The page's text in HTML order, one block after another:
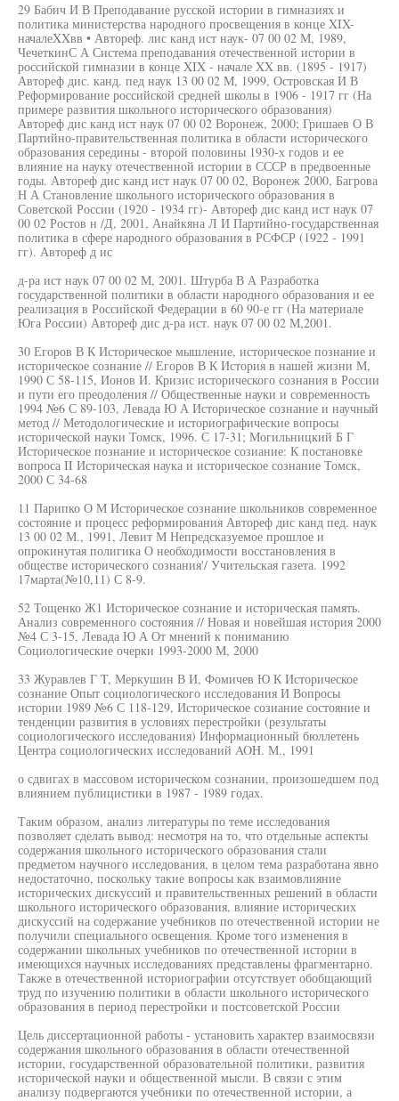
29 Бабич И В Преподавание русской истории в гимназиях и
политика министерства народного просвещения в конце XIX-
началеXXвв • Автореф. лис канд ист наук- 07 00 02 М, 1989,
ЧечеткинС А Система преподавания отечественной истории в
российской гимназии в конце XIX - начале XX вв. (1895 - 1917)
Автореф дис. канд. пед наук 13 00 02 М, 1999, Островская И В
Реформирование российской средней школы в 1906 - 1917 гг (На
примере развития школьного исторического образования)
Автореф дис канд ист наук 07 00 02 Воронеж, 2000; Гришаев О В
Партийно-правительственная политика в области исторического
образования середины - второй половины 1930-х годов и ее
влияние на науку отечественной истории в СССР в предвоенные
годы. Автореф дис канд ист наук 07 00 02, Воронеж 2000, Багрова
Н А Становление школьного исторического образования в
Советской России (1920 - 1934 гг)- Автореф дис канд ист наук 07
00 02 Ростов н /Д, 2001, Анайкяна Л И Партийно-государственная
политика в сфере народного образования в РСФСР (1922 - 1991
гг). Автореф д ис
д-ра ист наук 07 00 02 М, 2001. Штурба В А Разработка
государственной политики в области народного образования и ее
реализация в Российской Федерации в 60 90-е гг (На материале
Юга России) Автореф дис д-ра ист. наук 07 00 02 М,2001.
30 Егоров В К Историческое мышление, историческое познание и
историческое сознание // Егоров В К История в нашей жизни М,
1990 С 58-115, Ионов И. Кризис исторического сознания в России
и пути его преодоления // Общественные науки и современность
1994 №6 С 89-103, Левада Ю А Историческое сознание и научный
метод // Методологические и историографические вопросы
исторической науки Томск, 1996. С 17-31; Могильницкий Б Г
Историческое познание и историческое созиание: К постановке
вопроса II Историческая наука и историческое сознание Томск,
2000 С 34-68
11 Парипко О М Историческое сознание школьников современное
состояние и процесс реформирования Автореф дис канд пед. наук
13 00 02 М., 1991, Левит М Непредсказуемое прошлое и
опрокинутая полигика О необходимости восстановления в
обществе исторического сознания'/ Учительская газета. 1992
17марта(№10,11) С 8-9.
52 Тощенко Ж1 Историческое сознание и историческая память.
Анализ современного состояния // Новая и новейшая история 2000
№4 С 3-15, Левада Ю А От мнений к пониманию
Социологические очерки 1993-2000 М, 2000
33 Журавлев Г T, Меркушин В И, Фомичев Ю К Историческое
сознание Опыт социологического исследования И Вопросы
истории 1989 №6 С 118-129, Историческое созиание состояние и
тенденции развития в условиях перестройки (результаты
социологического исследования) Информационный бюллетень
Центра социологических исследований AOH. М., 1991
о сдвигах в массовом историческом сознании, произошедшем под
влиянием публицистики в 1987 - 1989 годах.
Таким образом, анализ литературы по теме исследования
позволяет сделать вывод: несмотря на то, что отдельные аспекты
содержания школьного исторического образования стали
предметом научного исследования, в целом тема разработана явно
недостаточно, поскольку такие вопросы как взаимовлияние
исторических дискуссий и правительственных решений в области
школьного исторического образования, влияние исторических
дискуссий на содержание учебников по отечественной истории не
получили специального освещения. Кроме того изменения в
содержании школьных учебников по отечественной истории в
имеющихся научных исследованиях представлены фрагментарно.
Также в отечественной историографии отсутствует обобщающий
труд по изучению политики в области школьного исторического
образования в период перестройки и постсоветской России
Цель диссертационной работы - установить характер взаимосвязи
содержания школьного образования в области отечественной
истории, государственной образовательной политики, развития
исторической науки и общественной мысли. В связи с этим
анализу подвергаются учебники по отечественной истории, а